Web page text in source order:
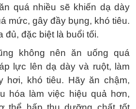
quá nhiều sẽ khiến dạ dày
mức, gây đầy bụng, khó tiêu.
đủ, đặc biệt là buổi tối.
không nên ăn uống quá
lực lên dạ dày và ruột, làm
hơi, khó tiêu. Hãy ăn chậm,
hóa làm việc hiệu quả hơn,